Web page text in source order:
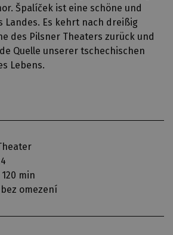
Špalíček ist eine schöne und
Landes. Es kehrt nach dreißig
des Pilsner Theaters zurück und
Quelle unserer tschechischen
Lebens.
120 min
bez omezení